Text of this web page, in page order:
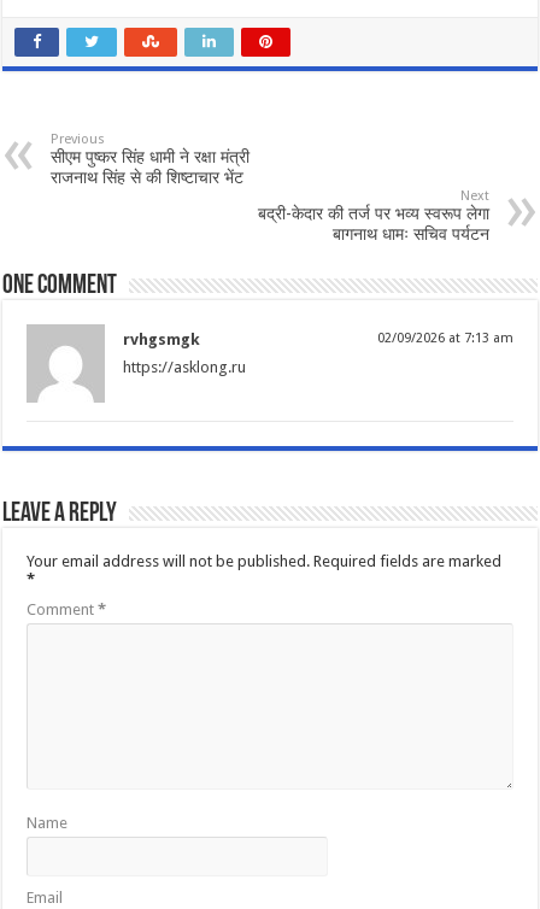
Previous
सीएम पुष्कर सिंह धामी ने रक्षा मंत्री
राजनाथ सिंह से की शिष्टाचार भेंट
Next
बद्री-केदार की तर्ज पर भव्य स्वरूप लेगा
बागनाथ धामः सचिव पर्यटन
One comment
rvhgsmgk 02/09/2026 at 7:13 am
https://asklong.ru
Leave a Reply
Your email address will not be published. Required fields are marked
*
Comment*
Name
Email